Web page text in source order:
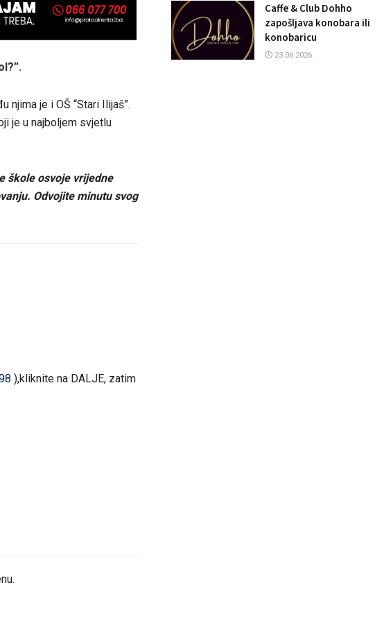
njima je i OŠ “Stari Ilijaš”.
je u najboljem svjetlu
škole osvoje vrijedne
Odvojite minutu svog
),kliknite na DALJE, zatim
Caffe & Club Dohho
zapošljava konobara ili
konobaricu
23.06.2026.